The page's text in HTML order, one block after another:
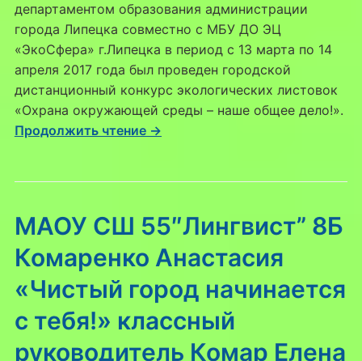
департаментом образования администрации
города Липецка совместно с МБУ ДО ЭЦ
«ЭкоСфера» г.Липецка в период с 13 марта по 14
апреля 2017 года был проведен городской
дистанционный конкурс экологических листовок
«Охрана окружающей среды – наше общее дело!».
Продолжить чтение →
МАОУ СШ 55″Лингвист” 8Б
Комаренко Анастасия
«Чистый город начинается
с тебя!» классный
руководитель Комар Елена